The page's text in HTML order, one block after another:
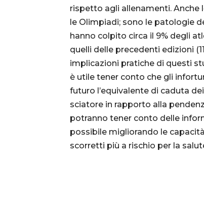
rispetto agli allenamenti.
le Olimpiadi; sono le patologie
hanno colpito circa il 9% degli
quelli delle precedenti edizioni
implicazioni pratiche di questi
è utile tener conto che gli
futuro l’equivalente di caduta
sciatore in rapporto alla
potranno tener conto delle
possibile migliorando le
scorretti più a rischio per la